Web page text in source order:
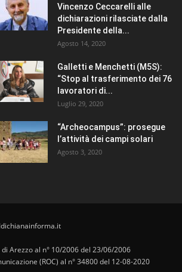
Vincenzo Ceccarelli alle
dichiarazioni rilasciate dalla
Presidente della...
Agosto 14, 2020
Galletti e Menchetti (M5S):
“Stop al trasferimento dei 76
lavoratori di...
Luglio 29, 2020
“Archeocampus”: prosegue
l’attività dei campi solari
Agosto 3, 2020
Arezzo al n° 10/2006 del 23/06/2006
(ROC) al n° 34800 del 12-08-2020